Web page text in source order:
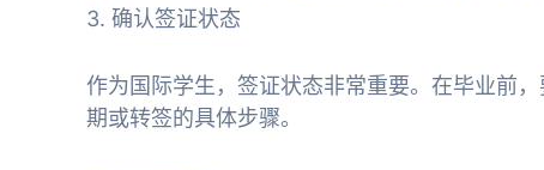
3. 确认签证状态
作为国际学生，签证状态非常重要。在毕业前
期或转签的具体步骤。